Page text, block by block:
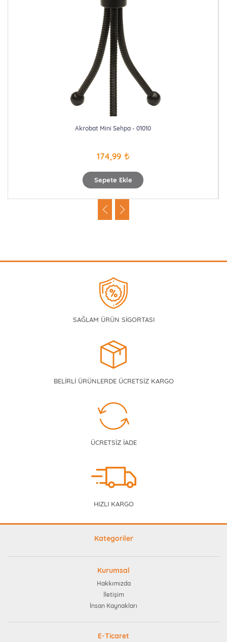
Sepete Ekle
Akrobat Mini Sehpa - 01010
174,99
SAĞLAM ÜRÜN SİGORTASI
BELİRLİ ÜRÜNLERDE ÜCRETSİZ KARGO
ÜCRETSİZ İADE
HIZLI KARGO
Kategoriler
Kurumsal
Hakkımızda
İletişim
İnsan Kaynakları
E-Ticaret